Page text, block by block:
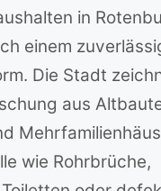
in
einem
Die Stadt
aus
wie Rohrbrüche,